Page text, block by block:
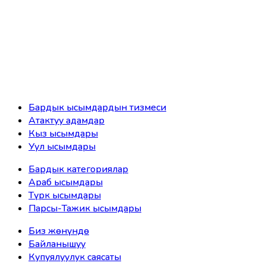
Бардык ысымдардын тизмеси
Атактуу адамдар
Кыз ысымдары
Уул ысымдары
Бардык категориялар
Араб ысымдары
Түрк ысымдары
Парсы-Тажик ысымдары
Биз жөнүндө
Байланышуу
Купуялуулук саясаты